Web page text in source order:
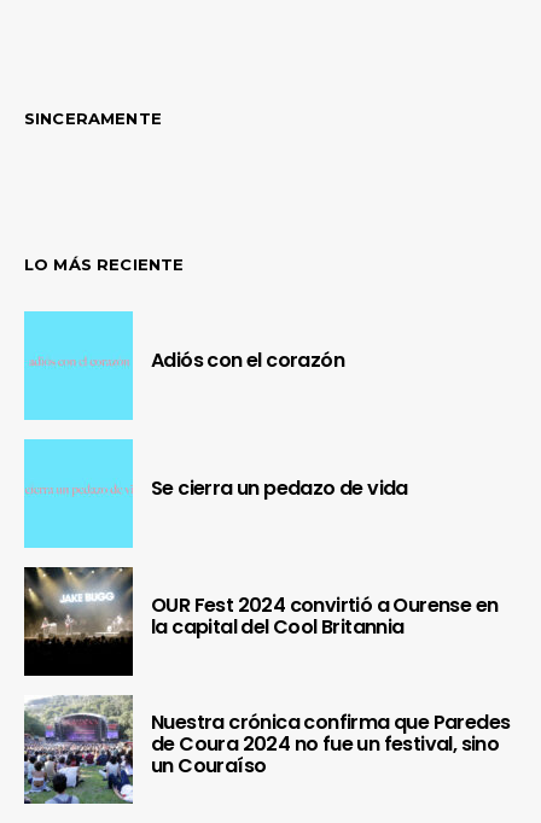
SINCERAMENTE
LO MÁS RECIENTE
Adiós con el corazón
Se cierra un pedazo de vida
OUR Fest 2024 convirtió a Ourense en
la capital del Cool Britannia
Nuestra crónica confirma que Paredes
de Coura 2024 no fue un festival, sino
un Couraíso